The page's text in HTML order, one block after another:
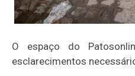
O espaço do
esclarecimentos